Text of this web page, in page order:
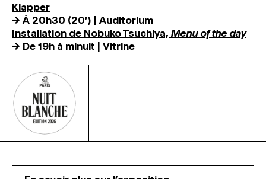
Klapper
→ À 20h30 (20′) | Auditorium
Installation de Nobuko Tsuchiya, Menu of the day
→ De 19h à minuit | Vitrine